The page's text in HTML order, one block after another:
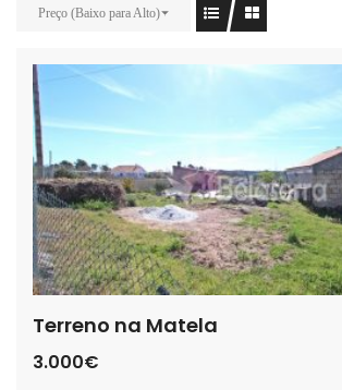
Preço (Baixo para Alto)
Terreno na Matela
3.000€